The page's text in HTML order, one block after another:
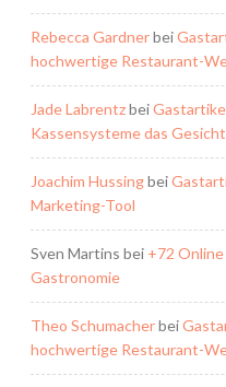
Rebecca Gardnerbei
hochwertige Restaurant-
Jade Labrentzbei
Kassensysteme das
Joachim Hussingbei
Marketing-Tool
Sven Martins bei +72
Gastronomie
Theo Schumacherbei
hochwertige Restaurant-